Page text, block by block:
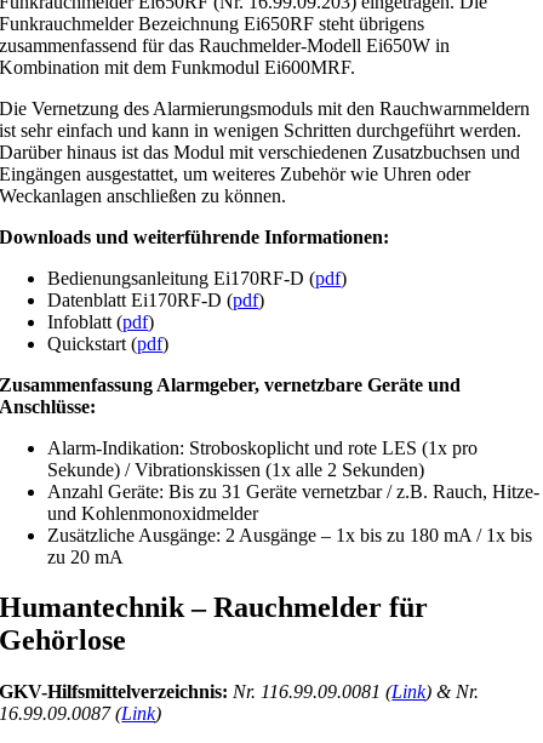
Funkrauchmelder Bezeichnung Ei650RF steht übrigens
zusammenfassend für das Rauchmelder-Modell Ei650W in
Kombination mit dem Funkmodul Ei600MRF.
Die Vernetzung des Alarmierungsmoduls mit den Rauchwarnmeldern
ist sehr einfach und kann in wenigen Schritten durchgeführt werden.
Darüber hinaus ist das Modul mit verschiedenen Zusatzbuchsen und
Eingängen ausgestattet, um weiteres Zubehör wie Uhren oder
Weckanlagen anschließen zu können.
Downloads und weiterführende Informationen:
Bedienungsanleitung Ei170RF-D (pdf)
Datenblatt Ei170RF-D (pdf)
Infoblatt (pdf)
Quickstart (pdf)
Zusammenfassung Alarmgeber, vernetzbare Geräte und
Anschlüsse:
Alarm-Indikation: Stroboskoplicht und rote LES (1x pro
Sekunde) / Vibrationskissen (1x alle 2 Sekunden)
Anzahl Geräte: Bis zu 31 Geräte vernetzbar / z.B. Rauch, Hitze-
und Kohlenmonoxidmelder
Zusätzliche Ausgänge: 2 Ausgänge – 1x bis zu 180 mA / 1x bis
zu 20 mA
Humantechnik – Rauchmelder für
Gehörlose
GKV-Hilfsmittelverzeichnis: Nr. 116.99.09.0081 (Link) & Nr.
16.99.09.0087 (Link)